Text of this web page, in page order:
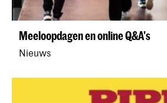
Meeloopdagen en online Q&A's
Nieuws